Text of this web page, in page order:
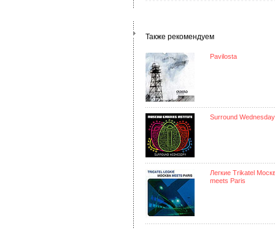
Также рекомендуем
Pavilosta
Surround Wednesday
Легкие Trikatel
meets Paris